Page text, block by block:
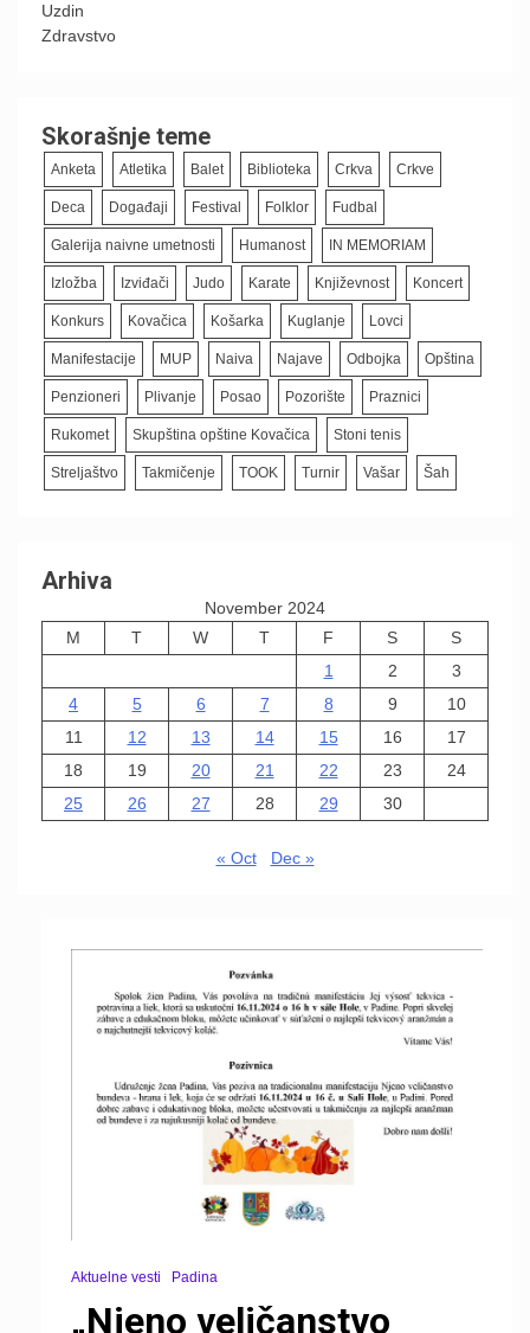
Uzdin
Zdravstvo
Skorašnje teme
Anketa Atletika Balet Biblioteka Crkva Crkve
Deca Događaji Festival Folklor Fudbal
Galerija naivne umetnosti Humanost IN MEMORIAM
Izložba Izviđači Judo Karate Književnost Koncert
Konkurs Kovačica Košarka Kuglanje Lovci
Manifestacije MUP Naiva Najave Odbojka Opština
Penzioneri Plivanje Posao Pozorište Praznici
Rukomet Skupština opštine Kovačica Stoni tenis
Streljaštvo Takmičenje TOOK Turnir Vašar Šah
Arhiva
November 2024
M
T W T F S
S
1
2
3
4
5 6 7 8 9
10
11
12 13 14 15 16
17
18
19 20 21 22 23
24
25
26 27 28 29 30
« Oct Dec »
Aktuelne vesti Padina
„Njeno veličanstvo